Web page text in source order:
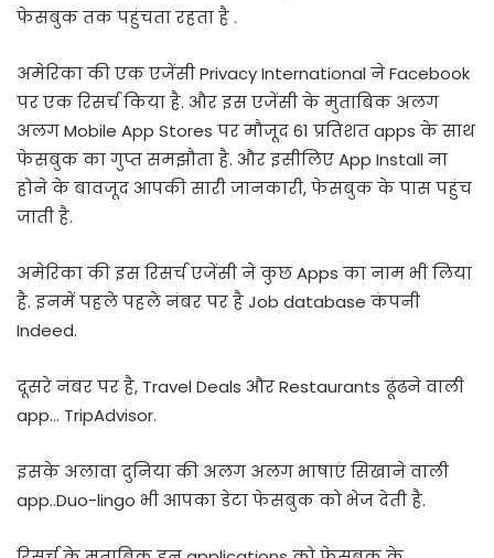
फेसबुक तक पहुंचता रहता है .
अमेरिका की एक एजेंसी Privacy International ने Facebook
पर एक रिसर्च किया है. और इस एजेंसी के मुताबिक अलग
अलग Mobile App Stores पर मौजूद 61 प्रतिशत apps के साथ
फेसबुक का गुप्त समझौता है. और इसीलिए App Install ना
होने के बावजूद आपकी सारी जानकारी, फेसबुक के पास पहुंच
जाती है.
अमेरिका की इस रिसर्च एजेंसी ने कुछ Apps का नाम भी लिया
है. इनमें पहले पहले नंबर पर है Job database कंपनी
Indeed.
दूसरे नंबर पर है, Travel Deals और Restaurants ढूंढने वाली
app… TripAdvisor.
इसके अलावा दुनिया की अलग अलग भाषाएं सिखाने वाली
app..Duo-lingo भी आपका डेटा फेसबुक को भेज देती है.